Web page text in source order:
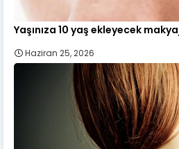
Yaşınıza 10 yaş ekleyecek
Haziran 25, 2026